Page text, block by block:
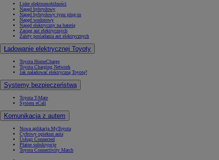
Lider elektromobilności
Napęd hybrydowy
Napęd hybrydowy typu plug-in
Napęd wodorowy
Napęd elektryczny na baterię
Zasięg aut elektrycznych
Zalety posiadania aut elektrycznych
Ładowanie elektrycznej Toyoty
Toyota HomeCharge
Toyota Charging Network
Jak naładować elektryczną Toyotę?
Systemy bezpieczeństwa
Toyota T-Mate
System eCall
Komunikacja z autem
Nowa aplikacja MyToyota
Cyfrowy opiekun auta
Usługi Connected
Płatne subskrypcje
Toyota Connectivity Match